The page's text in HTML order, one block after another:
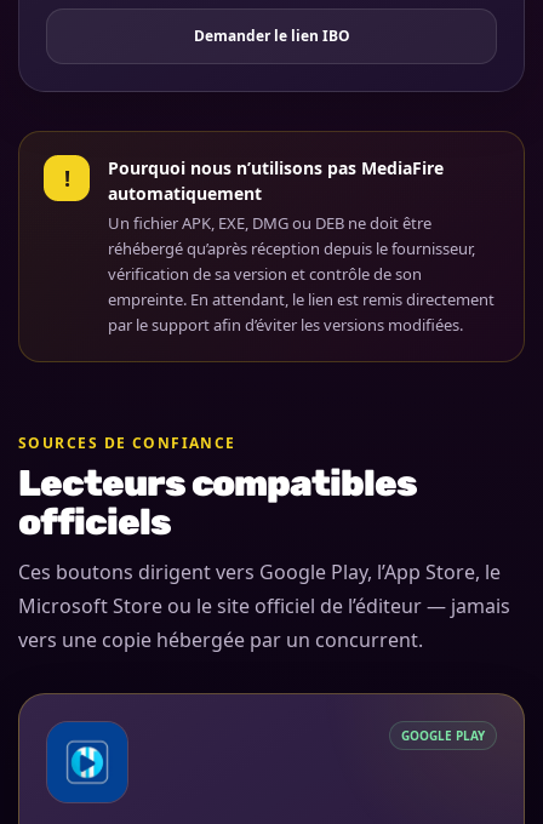
Demander le lien IBO
!
Pourquoi nous n’utilisons pas MediaFire
automatiquement
Un fichier APK, EXE, DMG ou DEB ne doit être
réhébergé qu’après réception depuis le fournisseur,
vérification de sa version et contrôle de son
empreinte. En attendant, le lien est remis directement
par le support afin d’éviter les versions modifiées.
SOURCES DE CONFIANCE
Lecteurs compatibles
officiels
Ces boutons dirigent vers Google Play, l’App Store, le
Microsoft Store ou le site officiel de l’éditeur — jamais
vers une copie hébergée par un concurrent.
GOOGLE PLAY